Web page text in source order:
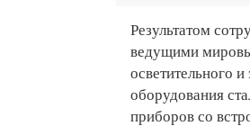
Результатом
ведущими
осветительного
оборудования
приборов со